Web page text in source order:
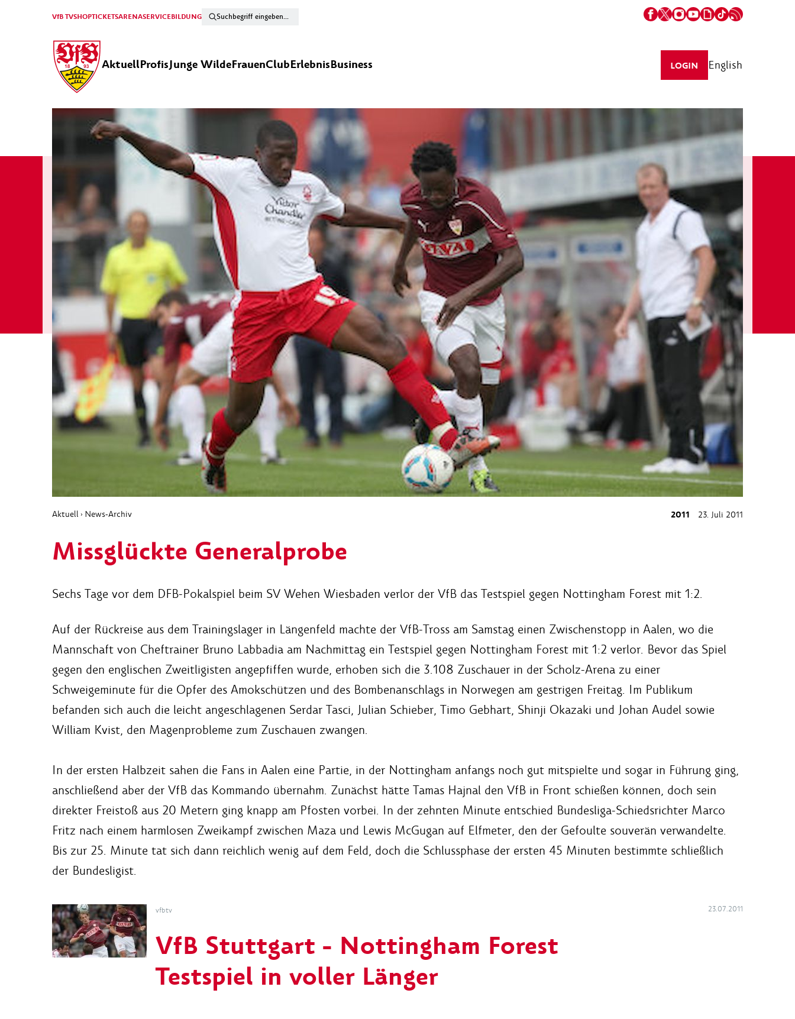
VfB TVSHOPTICKETSARENASERVICEBILDUNG
AktuellProfisJunge WildeFrauenClubErlebnisBusiness LOGIN English
Aktuell › News-Archiv 2011 23. Juli 2011
Missglückte Generalprobe
Sechs Tage vor dem DFB-Pokalspiel beim SV Wehen Wiesbaden verlor der VfB das Testspiel gegen Nottingham Forest mit 1:2.
Auf der Rückreise aus dem Trainingslager in Längenfeld machte der VfB-Tross am Samstag einen Zwischenstopp in Aalen, wo die
Mannschaft von Cheftrainer Bruno Labbadia am Nachmittag ein Testspiel gegen Nottingham Forest mit 1:2 verlor. Bevor das Spiel
gegen den englischen Zweitligisten angepfiffen wurde, erhoben sich die 3.108 Zuschauer in der Scholz-Arena zu einer
Schweigeminute für die Opfer des Amokschützen und des Bombenanschlags in Norwegen am gestrigen Freitag. Im Publikum
befanden sich auch die leicht angeschlagenen Serdar Tasci, Julian Schieber, Timo Gebhart, Shinji Okazaki und Johan Audel sowie
William Kvist, den Magenprobleme zum Zuschauen zwangen.
In der ersten Halbzeit sahen die Fans in Aalen eine Partie, in der Nottingham anfangs noch gut mitspielte und sogar in Führung ging,
anschließend aber der VfB das Kommando übernahm. Zunächst hätte Tamas Hajnal den VfB in Front schießen können, doch sein
direkter Freistoß aus 20 Metern ging knapp am Pfosten vorbei. In der zehnten Minute entschied Bundesliga-Schiedsrichter Marco
Fritz nach einem harmlosen Zweikampf zwischen Maza und Lewis McGugan auf Elfmeter, den der Gefoulte souverän verwandelte.
Bis zur 25. Minute tat sich dann reichlich wenig auf dem Feld, doch die Schlussphase der ersten 45 Minuten bestimmte schließlich
der Bundesligist.
vfbtv 23.07.2011
VfB Stuttgart - Nottingham Forest
Testspiel in voller Länger